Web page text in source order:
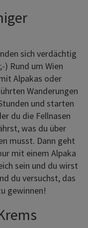
sich verdächtig
Rund um Wien
Alpakas oder
Wanderungen
und starten
du die Fellnasen
was du über
musst. Dann geht
mit einem Alpaka
sein und du wirst
du versuchst, das
gewinnen!